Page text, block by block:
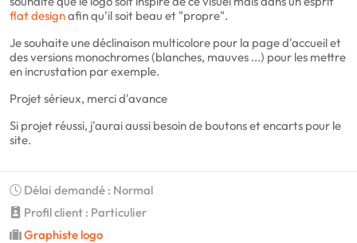
flat designafin qu'il soit beau et "propre".
Je souhaite une déclinaison multicolore pour la page d'accueil et
des versions monochromes (blanches, mauves ...) pour les mettre
en incrustation par exemple.
Projet sérieux, merci d'avance
Si projet réussi, j'aurai aussi besoin de boutons et encarts pour le
site.
Délai demandé : Normal
Profil client : Particulier
Graphiste logo